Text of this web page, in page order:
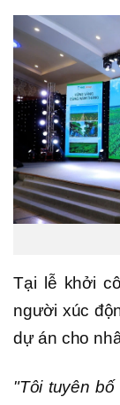
Tại lễ khởi
người xúc
dự án cho
"Tôi tuyên